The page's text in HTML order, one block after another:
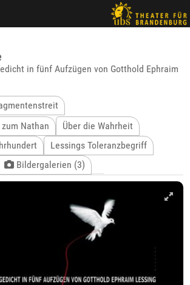
in fünf Aufzügen von Gotthold Ephraim
Nathan
Über die Wahrheit
Lessings Toleranzbegriff
Bildergalerien (3)